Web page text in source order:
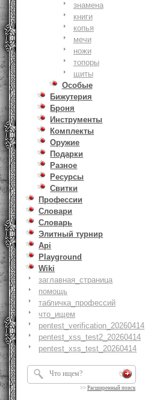
знамена
книги
копья
мечи
ножи
топоры
щиты
Особые
Бижутерия
Броня
Инструменты
Комплекты
Оружие
Подарки
Разное
Ресурсы
Свитки
Профессии
Словари
Словарь
Элитный турнир
Api
Playground
Wiki
заглавная_страница
помощь
табличка_профессий
что_ищем
pentest_verification_20260414
pentest_xss_test2_20260414
pentest_xss_test_20260414
>> Расширенный поиск